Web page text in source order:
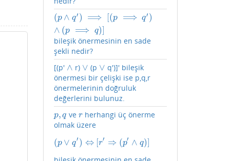
(p ∧ q′ ) ⟹ [(p ⟹ q′ )
∧ (p ⟹ q)]
(p∧q )⟹ (p⟹ )∧( p⟹q ]
bileşik önermesinin en sade
şekli nedir?
[(p' ∧
∧ r) ∨
∨ (p ∨
∨ q')]' bileşik
önermesi bir çelişki ise p,q,r
önermelerinin doğruluk
değerlerini bulunuz.
p, q
p,q ve r
rherhangi üç önerme
olmak üzere
(p ∨ q′ ) ⇔ [r′ ⇒ (p′ ∧ q)]
(p∨ q′)⇔ [r′ ⇒(p ∧q ]